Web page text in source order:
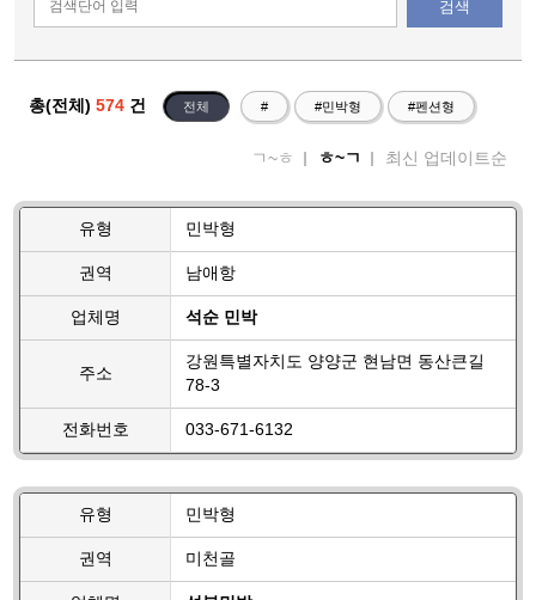
검색
총(전체) 574 건 전체 # #민박형 #펜션형
ㄱ~ㅎ ㅎ~ㄱ 최신 업데이트순
유형 민박형
권역 남애항
업체명 석순 민박
주소
강원특별자치도 양양군 현남면 동산큰길
78-3
전화번호 033-671-6132
유형 민박형
권역 미천골